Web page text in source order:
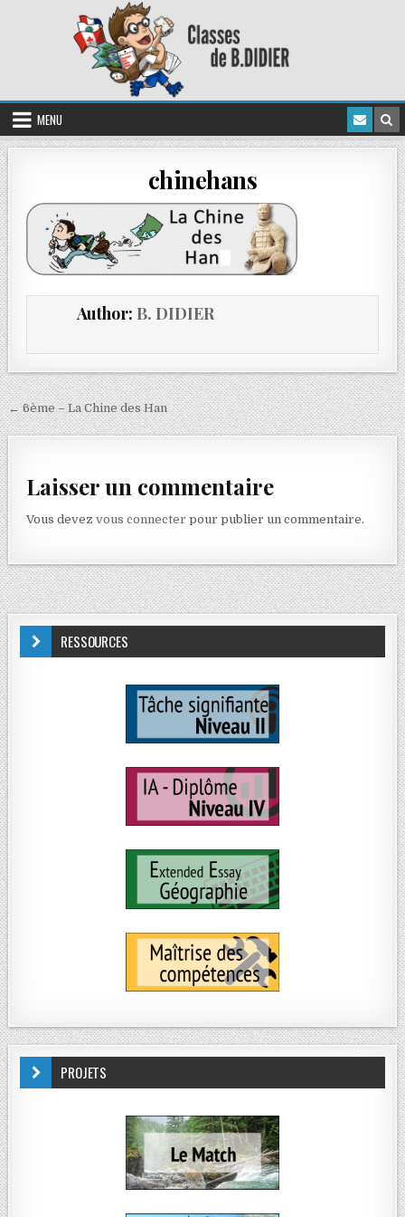
MENU
chinehans
Author: B. DIDIER
← 6ème – La Chine des Han
Laisser un commentaire
Vous devezvous connecter pour publier un commentaire.
RESSOURCES
PROJETS